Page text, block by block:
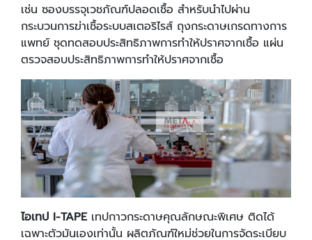
เช่น ซองบรรจุเวชภัณฑ์ปลอดเชื้อ สำหรับนำไปผ่าน
กระบวนการฆ่าเชื้อระบบสเตอริไรส์ ถุงกระดาษเกรดทางการ
แพทย์ ชุดทดสอบประสิทธิภาพการทำให้ปราศจากเชื้อ แผ่น
ตรวจสอบประสิทธิภาพการทำให้ปราศจากเชื้อ
ไอเทป I-TAPE เทปกาวกระดาษคุณลักษณะพิเศษ ติดได้
เฉพาะตัวมันเองเท่านั้น ผลิตภัณฑ์ใหม่ช่วยในการจัดระเบียบ